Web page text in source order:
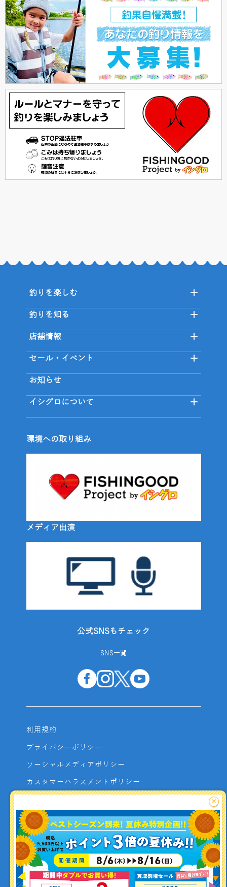
釣り情報を
釣りを楽しむ
釣りを知る
店舗情報
セール・イベント
お知らせ
イシグロについて
環境への取り組み
メディア出演
公式SNSもチェック
SNS一覧
利用規約
プライバシーポリシー
ソーシャルメディアポリシー
カスタマーハラスメントポリシー
よくあるご質問
お問い合わせ
利用者資金の保全方法
×